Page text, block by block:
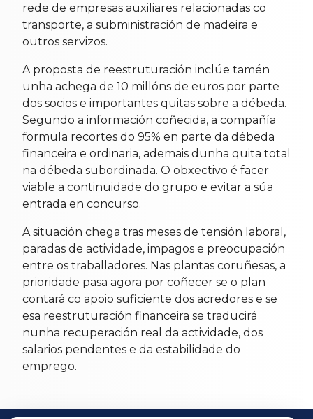
rede de empresas auxiliares relacionadas co
transporte, a subministración de madeira e
outros servizos.
A proposta de reestruturación inclúe tamén
unha achega de 10 millóns de euros por parte
dos socios e importantes quitas sobre a débeda.
Segundo a información coñecida, a compañía
formula recortes do 95% en parte da débeda
financeira e ordinaria, ademais dunha quita total
na débeda subordinada. O obxectivo é facer
viable a continuidade do grupo e evitar a súa
entrada en concurso.
A situación chega tras meses de tensión laboral,
paradas de actividade, impagos e preocupación
entre os traballadores. Nas plantas coruñesas, a
prioridade pasa agora por coñecer se o plan
contará co apoio suficiente dos acredores e se
esa reestruturación financeira se traducirá
nunha recuperación real da actividade, dos
salarios pendentes e da estabilidade do
emprego.